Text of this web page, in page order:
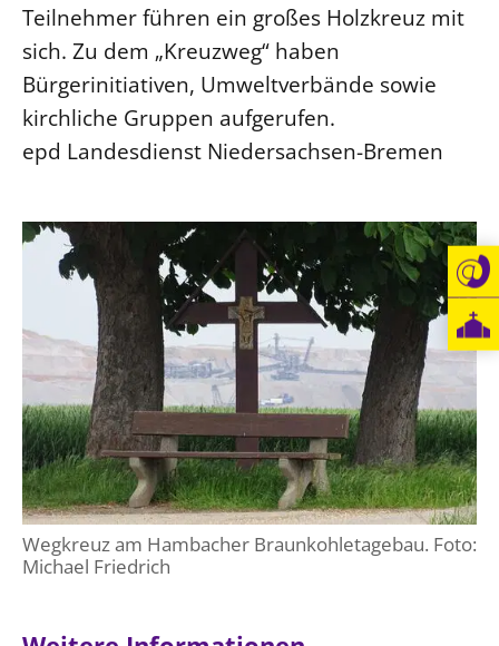
Teilnehmer führen ein großes Holzkreuz mit
sich. Zu dem „Kreuzweg“ haben
Bürgerinitiativen, Umweltverbände sowie
kirchliche Gruppen aufgerufen.
epd Landesdienst Niedersachsen-Bremen
Wegkreuz am Hambacher Braunkohletagebau. Foto:
Michael Friedrich
BIBLIOTHEK & ARCHIV
SERVICE
Älterwerden im Pfarrberuf
Beteiligungsverfahren
Ephoralbüro
Finanzplanung
Fundraising
IT-Service
Corporate Design
Interventionsplan
Jahresgespräche
Kantine Speiseplan
Kirchliches Amtsblatt
Kirchliche Verwaltung